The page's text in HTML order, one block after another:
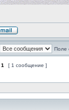
Поле
1 [ 1 сообщение ]